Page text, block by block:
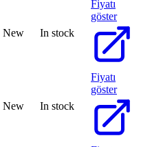
New In stock
Fiyatı
göster
New In stock
Fiyatı
göster